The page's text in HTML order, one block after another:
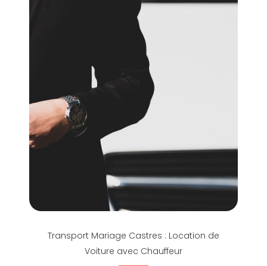
Transport Mariage Castres : Location de
Voiture avec Chauffeur